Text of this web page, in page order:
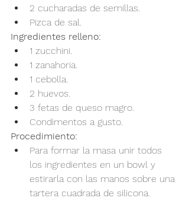
2 cucharadas de semillas.
Pizca de sal.
Ingredientes relleno:
1 zucchini.
1 zanahoria.
1 cebolla.
2 huevos.
3 fetas de queso magro.
Condimentos a gusto.
Procedimiento:
Para formar la masa unir todos
los ingredientes en un bowl y
estirarla con las manos sobre una
tartera cuadrada de silicona.